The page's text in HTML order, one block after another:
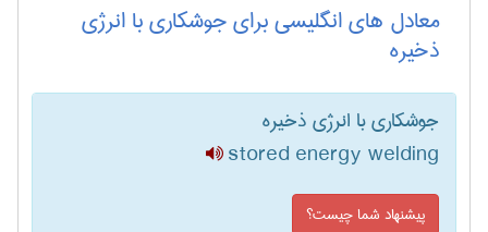
معادل های انگلیسی برای جوشکاری با انرژی
ذخیره
جوشکاری با انرژی ذخیره
stored energy welding
پیشنهاد شما چیست؟